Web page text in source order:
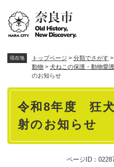
現在地 トップページ > 分類でさがす >
動物 > 犬ねこの保護・動物愛護
のお知らせ
本
令和8年度 狂
射のお知らせ
ページID：